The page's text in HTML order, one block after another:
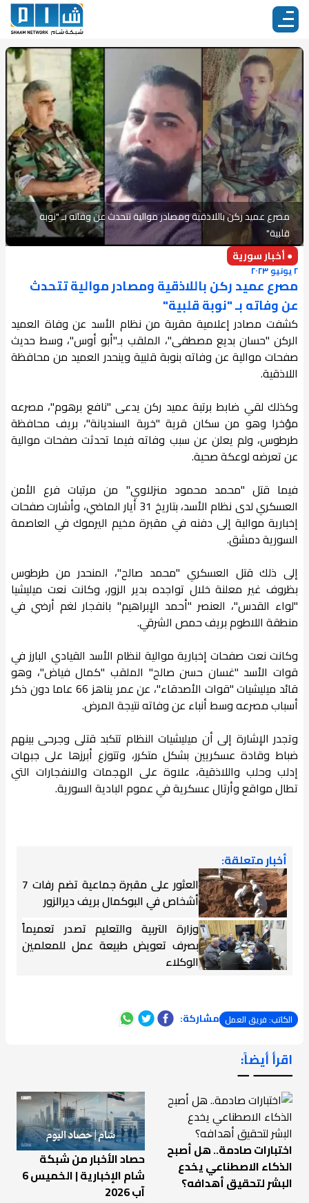
مصرع عميد ركن باللاذقية ومصادر موالية تتحدث عن وفاته بـ "نوبة
قلبية"
● أخبار سورية
٢ يونيو ٢٠٢٣
مصرع عميد ركن باللاذقية ومصادر موالية تتحدث
عن وفاته بـ "نوبة قلبية"
كشفت مصادر إعلامية مقربة من نظام الأسد عن وفاة العميد
الركن "حسان بديع مصطفى"، الملقب بـ"أبو أوس"، وسط حديث
صفحات موالية عن وفاته بنوبة قلبية وينحدر العميد من محافظة
اللاذقية.
وكذلك لقي ضابط برتبة عميد ركن يدعى "نافع برهوم"، مصرعه
مؤخرا وهو من سكان قرية "خربة السنديانة"، بريف محافظة
طرطوس، ولم يعلن عن سبب وفاته فيما تحدثت صفحات موالية
عن تعرضه لوعكة صحية.
فيما قتل "محمد محمود منزلاوي" من مرتبات فرع الأمن
العسكري لدى نظام الأسد، بتاريخ 31 أيار الماضي، وأشارت صفحات
إخبارية موالية إلى دفنه في مقبرة مخيم اليرموك في العاصمة
السورية دمشق.
إلى ذلك قتل العسكري "محمد صالح"، المنحدر من طرطوس
بظروف غير معلنة خلال تواجده بدير الزور، وكانت نعت ميليشيا
"لواء القدس"، العنصر "أحمد الإبراهيم" بانفجار لغم أرضي في
منطقة اللاطوم بريف حمص الشرقي.
وكانت نعت صفحات إخبارية موالية لنظام الأسد القيادي البارز في
قوات الأسد "غسان حسن صالح" الملقب "كمال فياض"، وهو
قائد ميليشيات "قوات الأصدقاء"، عن عمر يناهز 66 عاما دون ذكر
أسباب مصرعه وسط أنباء عن وفاته نتيجة المرض.
وتجدر الإشارة إلى أن ميليشيات النظام تتكبد قتلى وجرحى بينهم
ضباط وقادة عسكريين بشكل متكرر، وتتوزع أبرزها على جبهات
إدلب وحلب واللاذقية، علاوة على الهجمات والانفجارات التي
تطال مواقع وأرتال عسكرية في عموم البادية السورية.
أخبار متعلقة:
العثور على مقبرة جماعية تضم رفات 7
أشخاص في البوكمال بريف ديرالزور
وزارة التربية والتعليم تصدر تعميماً
بصرف تعويض طبيعة عمل للمعلمين
الوكلاء
الكاتب: فريق العمل مشاركة:
اقرأ أيضاً:
ـــــــ ــ
اختبارات صادمة.. هل أصبح
الذكاء الاصطناعي يخدع
البشر لتحقيق أهدافه؟
حصاد الأخبار من شبكة
شام الإخبارية | الخميس 6
آب 2026